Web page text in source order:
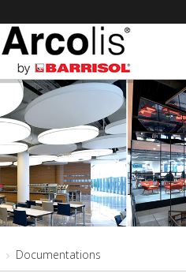
Documentations